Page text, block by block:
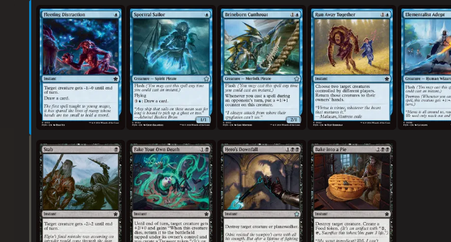
주의 분산 유령 선원 소금물태생 살인귀 함께 도망치다 정령술사 숙련자
찌르기 꾸며낸 죽음 영웅의 몰락 파이로 굽기